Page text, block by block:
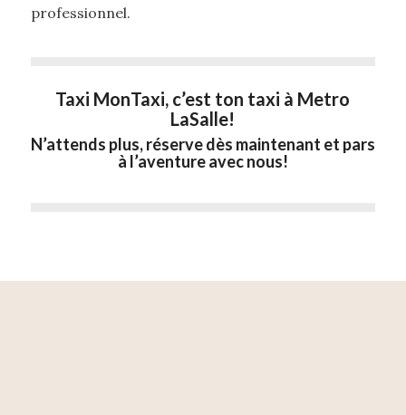
professionnel.
Taxi MonTaxi, c’est ton taxi à Metro
LaSalle!
N’attends plus, réserve dès maintenant et pars
à l’aventure avec nous!